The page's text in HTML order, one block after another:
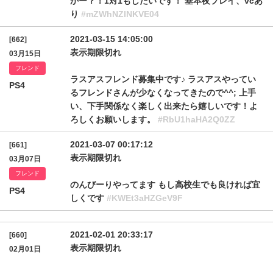
り #mZWhNZlNKVE04
[662]
03月15日
フレンド
PS4
2021-03-15 14:05:00
表示期限切れ
ラスアスフレンド募集中です♪ ラスアスやってい
るフレンドさんが少なくなってきたので^^; 上手
い、下手関係なく楽しく出来たら嬉しいです！よ
ろしくお願いします。 #RbU1haHA2Q0ZZ
[661]
03月07日
フレンド
PS4
2021-03-07 00:17:12
表示期限切れ
のんびーりやってます もし高校生でも良ければ宜
しくです #KWEt3aHZGeV9F
[660]
02月01日
2021-02-01 20:33:17
表示期限切れ